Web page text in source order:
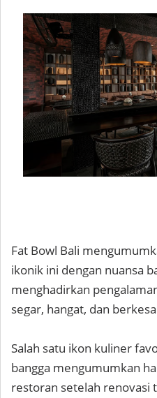
Fat Bowl Bali
ikonik ini dengan nuansa
menghadirkan
segar, hangat, dan
Salah satu ikon kuliner
bangga mengumumkan
restoran setelah renovasi